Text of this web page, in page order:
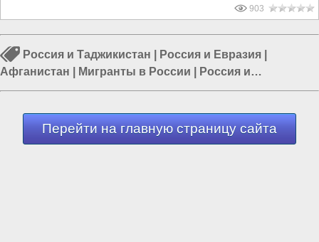
903
Россия и Таджикистан Россия и Евразия
Афганистан
Мигранты в России
Россия и
Афганистан|Киргизия|Россия и Запад
Перейти на главную страницу сайта